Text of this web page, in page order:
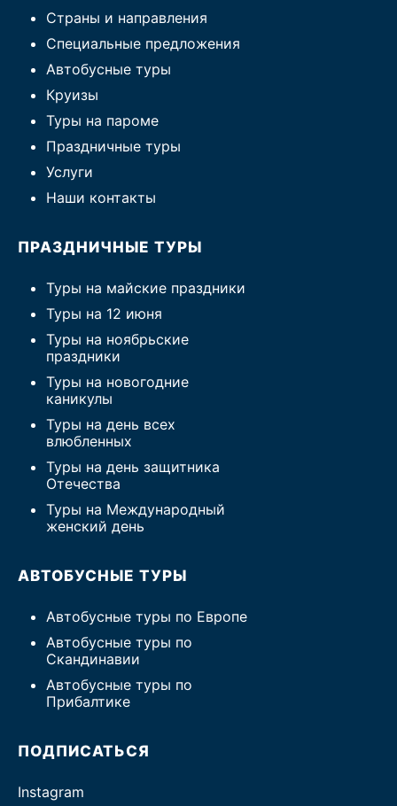
Страны и направления
Специальные предложения
Автобусные туры
Круизы
Туры на пароме
Праздничные туры
Услуги
Наши контакты
ПРАЗДНИЧНЫЕ ТУРЫ
Туры на майские праздники
Туры на 12 июня
Туры на ноябрьские
праздники
Туры на новогодние
каникулы
Туры на день всех
влюбленных
Туры на день защитника
Отечества
Туры на Международный
женский день
АВТОБУСНЫЕ ТУРЫ
Автобусные туры по Европе
Автобусные туры по
Скандинавии
Автобусные туры по
Прибалтике
ПОДПИСАТЬСЯ
Instagram